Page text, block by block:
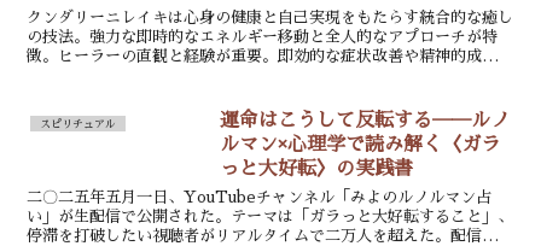
クンダリーニレイキは心身の健康と自己実現をもたらす統合的な癒し
の技法。強力な即時的なエネルギー移動と全人的なアプローチが特
徴。ヒーラーの直観と経験が重要。即効的な症状改善や精神的成長を
スピリチュアル
運命はこうして反転する──ルノ
ルマン×心理学で読み解く〈ガラ
っと大好転〉の実践書
二〇二五年五月一日、YouTubeチャンネル「みよのルノルマン占
い」が生配信で公開された。テーマは「ガラっと大好転すること」、
停滞を打破したい視聴者がリアルタイムで二万人を超えた。配信場所